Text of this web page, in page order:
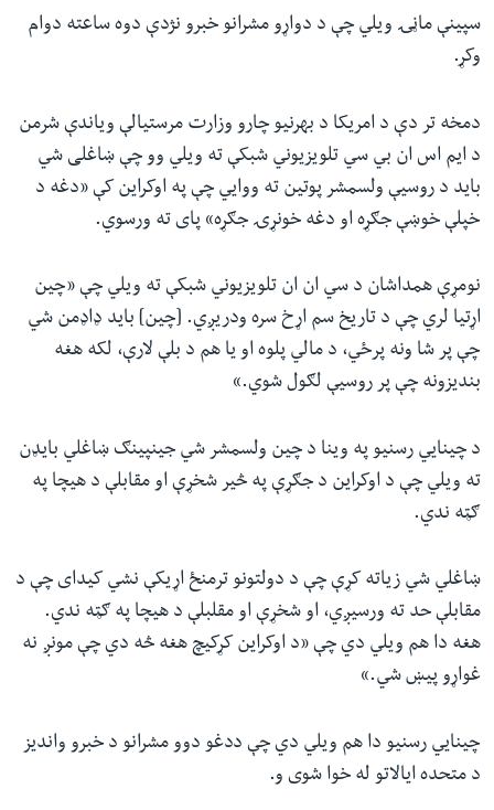
سپینې ماڼۍ ویلي چې د دواړو مشرانو خبرو نژدې دوه ساعته دوام
وکړ.
دمخه تر دې د امریکا د بهرنیو چارو وزارت مرستیالې ویاندې شرمن
د ایم اس ان بي سي تلویزیوني شبکې ته ویلي وو چې ښاغلی شي
باید د روسیې ولسمشر پوتین ته ووایي چې په اوکراین کې «دغه د
خپلې خوښې جګړه او دغه خونړۍ جګړه» پای ته ورسوي.
نومړې همداشان د سي ان ان تلویزیوني شبکې ته ویلي چې «چین
اړتیا لري چې د تاریخ سم اړخ سره ودریږي. [چین] باید ډاډمن شي
چې پر شا ونه پرځي، د مالي پلوه او یا هم د بلې لارې، لکه هغه
بندیزونه چې پر روسیې لګول شوي.»
د چینایي رسنیو په وینا د چین ولسمشر شي جینپینګ ښاغلي بایډن
ته ویلي چې د اوکراین د جګړې په څیر شخړې او مقابلې د هیچا په
ګټه ندي.
ښاغلي شي زیاته کړې چې د دولتونو ترمنځ اړیکې نشي کیدای چې د
مقابلې حد ته ورسیږي، او شخړې او مقلبلې د هیچا په ګټه ندي.
هغه دا هم ویلي دي چې «د اوکراین کړکیچ هغه څه دي چې مونږ نه
غواړو پیښ شي.»
چینایي رسنیو دا هم ویلي دي چې ددغو دوو مشرانو د خبرو واندیز
د متحده ایالاتو له خوا شوی و.